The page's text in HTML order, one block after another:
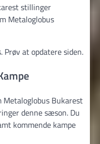
stillinger
Metaloglobus
at opdatere siden.
Metaloglobus Bukarest
denne sæson. Du
kommende kampe